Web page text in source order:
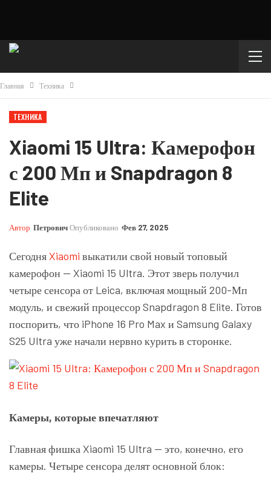
Главная Техника
ТЕХНИКА
Xiaomi 15 Ultra: Камерофон
с 200 Мп и Snapdragon 8
Elite
Автор ПетровичОпубликовано Фев 27, 2025
СегодняXiaomi выкатили свой новый топовый
камерофон — Xiaomi 15 Ultra. Этот зверь получил
четыре сенсора от Leica, включая мощный 200-Мп
модуль, и свежий процессор Snapdragon 8 Elite. Готов
поспорить, что iPhone 16 Pro Max и Samsung Galaxy
S25 Ultra уже начали нервно курить в сторонке.
Камеры, которые впечатляют
Главная фишка Xiaomi 15 Ultra — это, конечно, его
камеры. Четыре сенсора делят основной блок: